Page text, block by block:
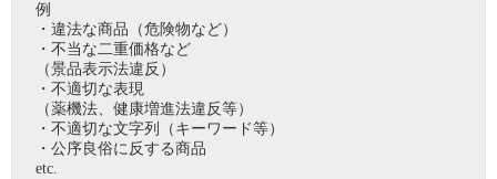
例
・違法な商品（危険物など）
・不当な二重価格など
（景品表示法違反）
・不適切な表現
（薬機法、健康増進法違反等）
・不適切な文字列（キーワード等）
・公序良俗に反する商品
etc.